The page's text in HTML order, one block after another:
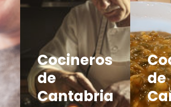
Cocineros
de
Cantabria
de